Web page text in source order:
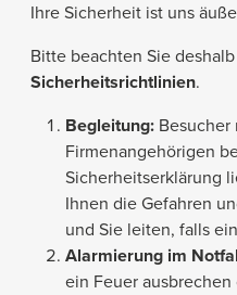
Ihre Sicherheit ist uns
Bitte beachten Sie
Sicherheitsrichtlinien.
Begleitung: Besucher
Firmenangehörigen
Sicherheitserklärung
Ihnen die Gefahren
und Sie leiten, falls
Alarmierung im
ein Feuer